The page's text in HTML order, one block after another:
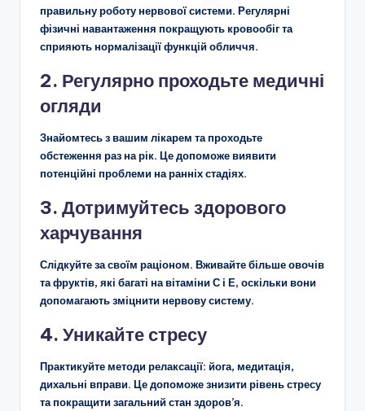
правильну роботу нервової системи. Регулярні
фізичні навантаження покращують кровообіг та
сприяють нормалізації функцій обличчя.
2. Регулярно проходьте медичні
огляди
Знайомтесь з вашим лікарем та проходьте
обстеження раз на рік. Це допоможе виявити
потенційні проблеми на ранніх стадіях.
3. Дотримуйтесь здорового
харчування
Слідкуйте за своїм раціоном. Вживайте більше овочів
та фруктів, які багаті на вітаміни С і Е, оскільки вони
допомагають зміцнити нервову систему.
4. Уникайте стресу
Практикуйте методи релаксації: йога, медитація,
дихальні вправи. Це допоможе знизити рівень стресу
та покращити загальний стан здоров’я.